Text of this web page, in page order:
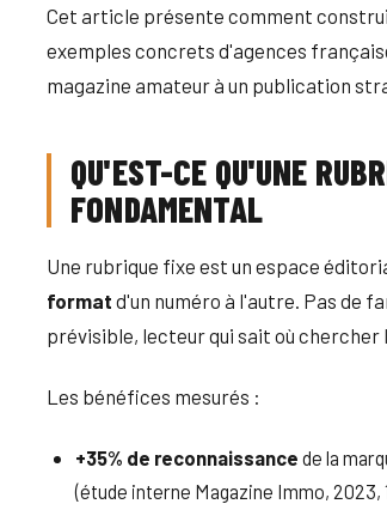
Cet article présente comment
exemples concrets d'agences
magazine amateur à un publication
QU'EST-CE QU'UNE
FONDAMENTAL
Une rubrique fixe est un espace
format d'un numéro à l'autre. Pas de
prévisible, lecteur qui sait où chercher
Les bénéfices mesurés :
+35% de reconnaissance de la
(étude interne Magazine Immo, 2023,